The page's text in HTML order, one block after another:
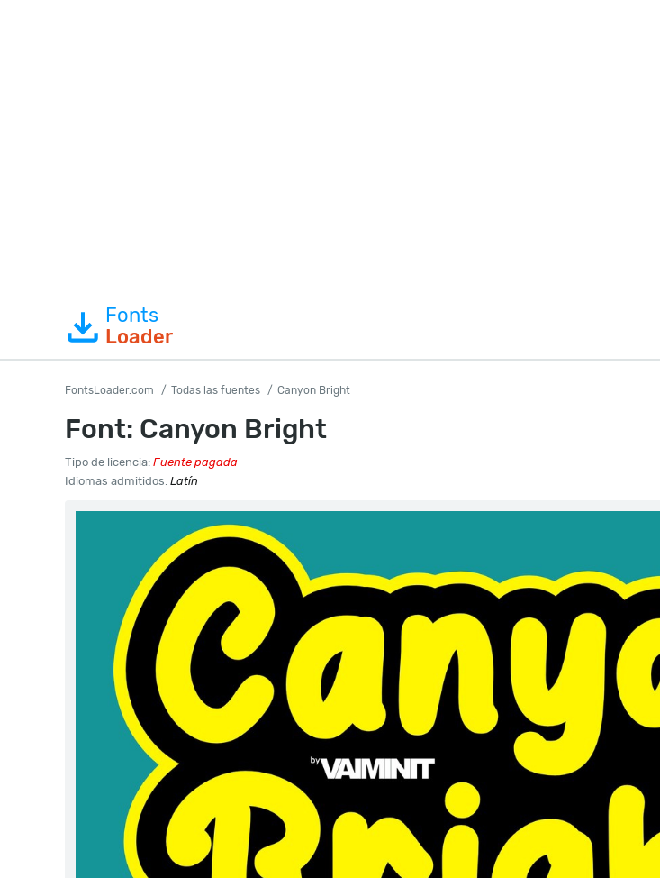
Fonts
Loader
FontsLoader.com Todas las fuentes Canyon Bright
Font: Canyon Bright
Tipo de licencia: Fuente pagada
Idiomas admitidos: Latín